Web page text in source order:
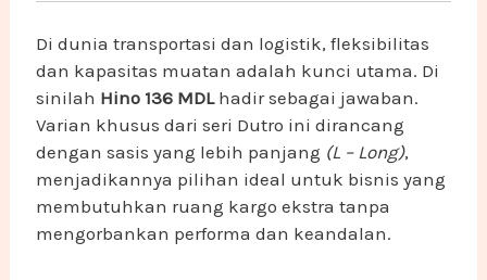
Di dunia transportasi dan logistik, fleksibilitas
dan kapasitas muatan adalah kunci utama. Di
sinilah Hino 136 MDLhadir sebagai jawaban.
Varian khusus dari seri Dutro ini dirancang
dengan sasis yang lebih panjang (L – Long),
menjadikannya pilihan ideal untuk bisnis yang
membutuhkan ruang kargo ekstra tanpa
mengorbankan performa dan keandalan.